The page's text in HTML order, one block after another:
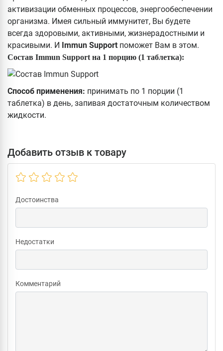
активизации обменных процессов, энергообеспечении
организма. Имея сильный иммунитет, Вы будете
всегда здоровыми, активными, жизнерадостными и
красивыми. И Immun Support поможет Вам в этом.
Состав Immun Support на 1 порцию (1 таблетка):
Способ применения: принимать по 1 порции (1
таблетка) в день, запивая достаточным количеством
жидкости.
Добавить отзыв к товару
Достоинства
Недостатки
Комментарий